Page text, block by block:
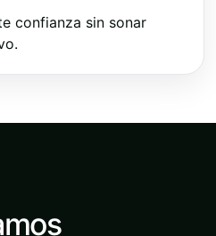
confianza sin sonar